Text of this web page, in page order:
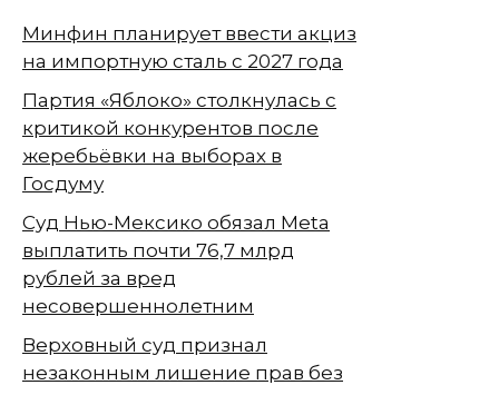
Минфин планирует ввести акциз
на импортную сталь с 2027 года
Партия «Яблоко» столкнулась с
критикой конкурентов после
жеребьёвки на выборах в
Госдуму
Суд Нью-Мексико обязал Meta
выплатить почти 76,7 млрд
рублей за вред
несовершеннолетним
Верховный суд признал
незаконным лишение прав без